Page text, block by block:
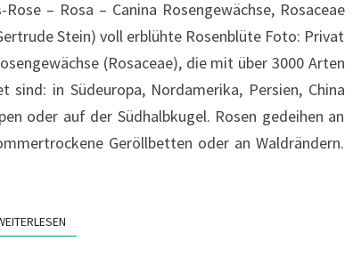
– Rosa – Canina Rosengewächse, Rosaceae
Stein) voll erblühte Rosenblüte Foto: Privat
(Rosaceae), die mit über 3000 Arten
in Südeuropa, Nordamerika, Persien, China
oder auf der Südhalbkugel. Rosen gedeihen an
Geröllbetten oder an Waldrändern.